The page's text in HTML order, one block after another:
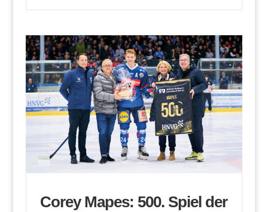
Corey Mapes: 500. Spiel der